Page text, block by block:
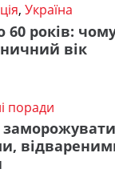
, Україна
60 років:
вік
поради